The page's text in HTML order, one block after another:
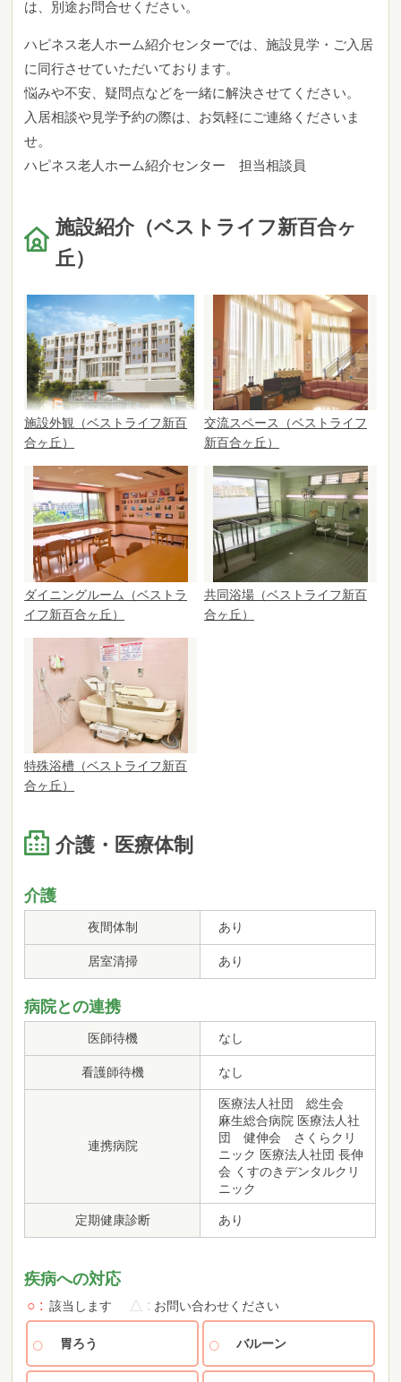
は、別途お問合せください。
ハピネス老人ホーム紹介センターでは、施設見学・ご入居
に同行させていただいております。
悩みや不安、疑問点などを一緒に解決させてください。
入居相談や見学予約の際は、お気軽にご連絡くださいま
せ。
ハピネス老人ホーム紹介センター 担当相談員
施設紹介（ベストライフ新百合ヶ
丘）
施設外観（ベストライフ新百
合ヶ丘）
交流スペース（ベストライフ
新百合ヶ丘）
ダイニングルーム（ベストラ
イフ新百合ヶ丘）
共同浴場（ベストライフ新百
合ヶ丘）
特殊浴槽（ベストライフ新百
合ヶ丘）
介護・医療体制
介護
夜間体制 あり
居室清掃 あり
病院との連携
医師待機 なし
看護師待機 なし
連携病院
医療法人社団 総生会
麻生総合病院 医療法人社
団 健伸会 さくらクリ
ニック 医療法人社団 長伸
会 くすのきデンタルクリ
ニック
定期健康診断 あり
疾病への対応
○ 該当します △ お問い合わせください
胃ろう バルーン